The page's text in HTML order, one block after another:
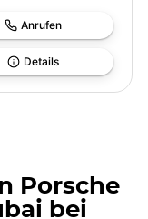
Anrufen
Details
Porsche
bei